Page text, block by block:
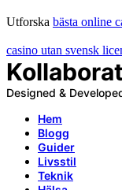
Utforska bästa online
casino utan svensk
Designed &
Hem
Blogg
Guider
Livsstil
Teknik